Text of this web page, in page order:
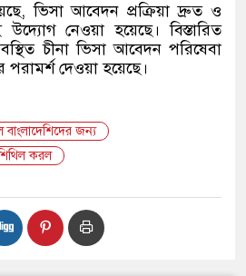
ভিসা আবেদন প্রক্রিয়া দ্রুত ও
নেওয়া হয়েছে। বিস্তারিত
চীনা ভিসা আবেদন পরিষেবা
পরামর্শ দেওয়া হয়েছে।
জন্য
করল